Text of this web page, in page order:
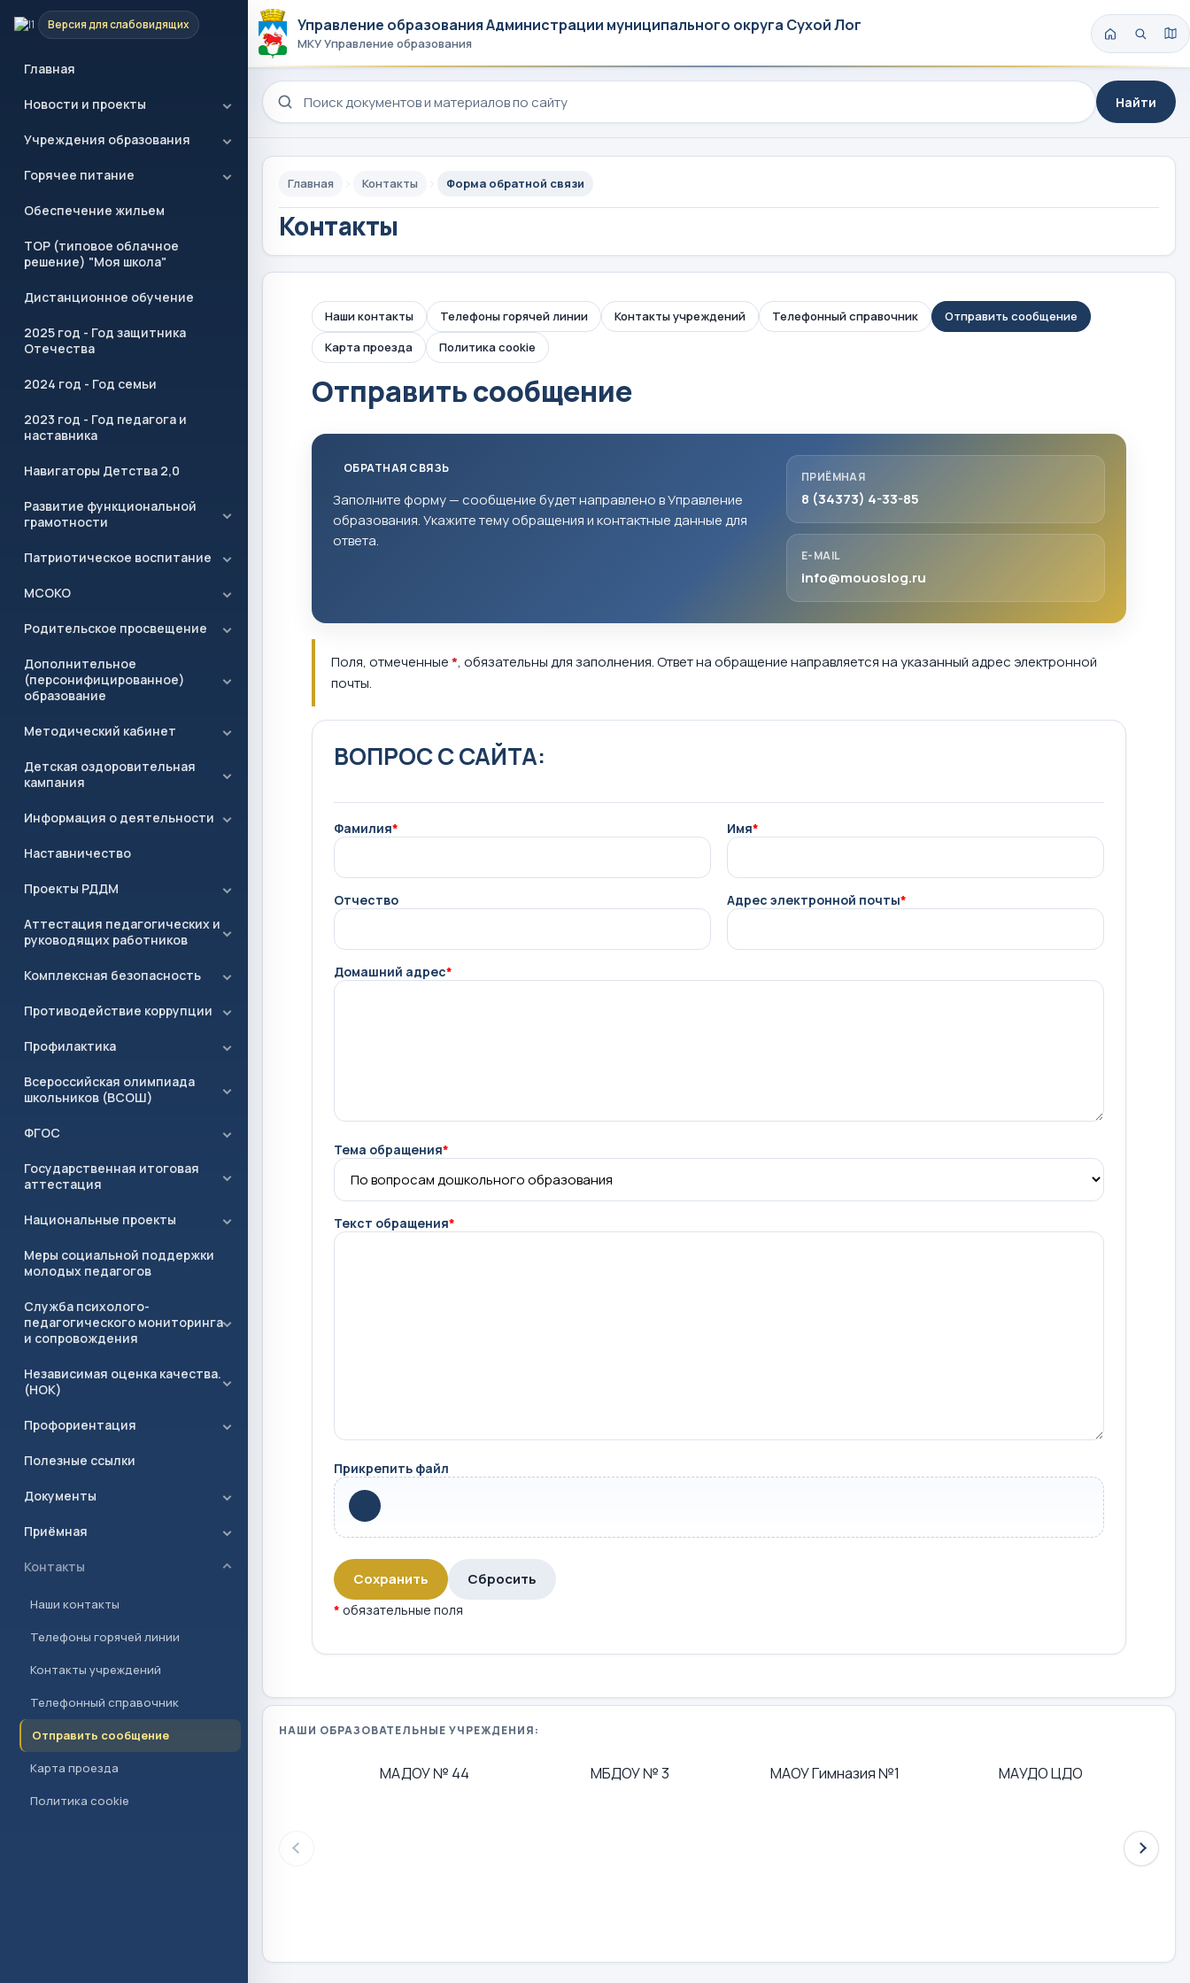
Версия для слабовидящих
Главная
Новости и проекты
Учреждения образования
Горячее питание
Обеспечение жильем
ТОР (типовое облачное
решение) "Моя школа"
Дистанционное обучение
2025 год - Год защитника
Отечества
2024 год - Год семьи
2023 год - Год педагога и
наставника
Навигаторы Детства 2,0
Развитие функциональной
грамотности
Патриотическое воспитание
МСОКО
Родительское просвещение
Дополнительное
(персонифицированное)
образование
Методический кабинет
Детская оздоровительная
кампания
Информация о деятельности
Наставничество
Проекты РДДМ
Аттестация педагогических и
руководящих работников
Комплексная безопасность
Противодействие коррупции
Профилактика
Всероссийская олимпиада
школьников (ВСОШ)
ФГОС
Государственная итоговая
аттестация
Национальные проекты
Меры социальной поддержки
молодых педагогов
Служба психолого-
педагогического мониторинга
и сопровождения
Независимая оценка качества.
(НОК)
Профориентация
Полезные ссылки
Документы
Приёмная
Контакты
Наши контакты
Телефоны горячей линии
Контакты учреждений
Телефонный справочник
Отправить сообщение
Карта проезда
Политика cookie
Управление образования Администрации муниципального округа Сухой Лог
МКУ Управление образования
Поиск по сайту
Найти
Главная Контакты Форма обратной связи
Контакты
Наши контакты Телефоны горячей линии Контакты учреждений Телефонный справочник
Отправить сообщение
Карта проезда
Политика cookie
Отправить сообщение
ОБРАТНАЯ СВЯЗЬ
Заполните форму — сообщение будет направлено в Управление
образования. Укажите тему обращения и контактные данные для
ответа.
ПРИЁМНАЯ
8 (34373) 4-33-85
E-MAIL
info@mouoslog.ru
Поля, отмеченные*, обязательны для заполнения. Ответ на обращение направляется на указанный адрес электронной
почты.
ВОПРОС С САЙТА:
Фамилия* Имя*
Отчество Адрес электронной почты*
Домашний адрес*
Тема обращения*
Текст обращения*
Прикрепить файл
* обязательные поля
НАШИ ОБРАЗОВАТЕЛЬНЫЕ УЧРЕЖДЕНИЯ:
МАДОУ № 44 МБДОУ № 3 МАОУ Гимназия №1 МАУДО ЦДО